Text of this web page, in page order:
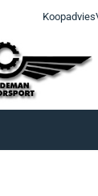
Koopadvies